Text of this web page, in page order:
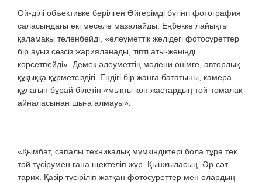
Ой-ділі объективке берілген Әйгерімді бүгінгі фотография
саласындағы екі мәселе мазалайды. Еңбекке лайықты
қаламақы төленбейді, «әлеуметтік желідегі фотосуреттер
бір ауыз сөзсіз жарияланады, тіпті аты-жөніңді
көрсетпейді». Демек әлеуметтің мәдени өнімге, авторлық
құқыққа құрметсіздігі. Ендігі бір жанға бататыны, камера
құлағын бұрай білетін «мықты көп жастардың той-томалақ
айналасынан шыға алмауы».
«Қымбат, сапалы техникалық мүмкіндіктері бола тұра тек
той түсірумен ғана щектеліп жүр. Қынжыласың. Әр сәт —
тарих. Қазір түсіріліп жатқан фотосуреттер мен олардың